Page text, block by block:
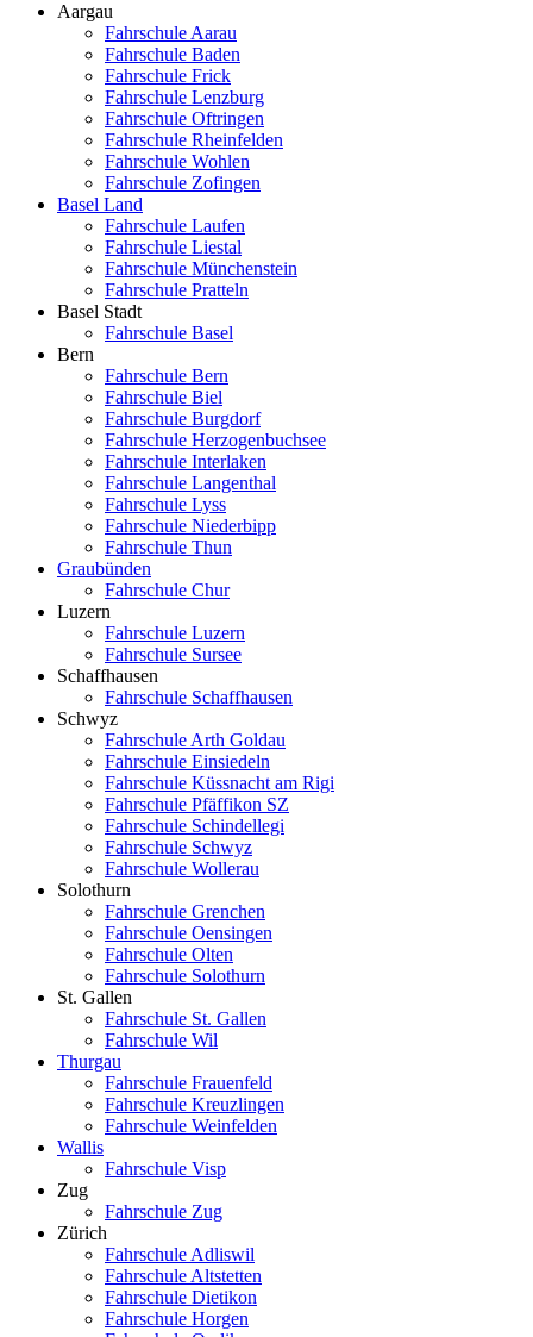
Aargau
Fahrschule Aarau
Fahrschule Baden
Fahrschule Frick
Fahrschule Lenzburg
Fahrschule Oftringen
Fahrschule Rheinfelden
Fahrschule Wohlen
Fahrschule Zofingen
Basel Land
Fahrschule Laufen
Fahrschule Liestal
Fahrschule Münchenstein
Fahrschule Pratteln
Basel Stadt
Fahrschule Basel
Bern
Fahrschule Bern
Fahrschule Biel
Fahrschule Burgdorf
Fahrschule Herzogenbuchsee
Fahrschule Interlaken
Fahrschule Langenthal
Fahrschule Lyss
Fahrschule Niederbipp
Fahrschule Thun
Graubünden
Fahrschule Chur
Luzern
Fahrschule Luzern
Fahrschule Sursee
Schaffhausen
Fahrschule Schaffhausen
Schwyz
Fahrschule Arth Goldau
Fahrschule Einsiedeln
Fahrschule Küssnacht am Rigi
Fahrschule Pfäffikon SZ
Fahrschule Schindellegi
Fahrschule Schwyz
Fahrschule Wollerau
Solothurn
Fahrschule Grenchen
Fahrschule Oensingen
Fahrschule Olten
Fahrschule Solothurn
St. Gallen
Fahrschule St. Gallen
Fahrschule Wil
Thurgau
Fahrschule Frauenfeld
Fahrschule Kreuzlingen
Fahrschule Weinfelden
Wallis
Fahrschule Visp
Zug
Fahrschule Zug
Zürich
Fahrschule Adliswil
Fahrschule Altstetten
Fahrschule Dietikon
Fahrschule Horgen